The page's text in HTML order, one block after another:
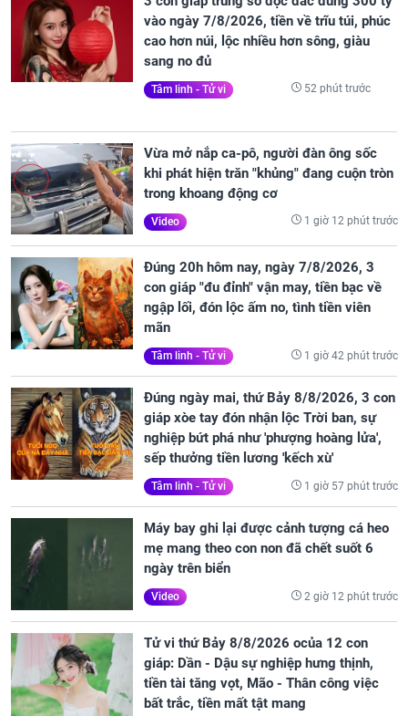
vào ngày 7/8/2026, tiền về trĩu túi, phúc
cao hơn núi, lộc nhiều hơn sông, giàu
sang no đủ
Tâm linh - Tử vi 52 phút trước
Vừa mở nắp ca-pô, người đàn ông sốc
khi phát hiện trăn "khủng" đang cuộn tròn
trong khoang động cơ
Video 1 giờ 12 phút trước
Đúng 20h hôm nay, ngày 7/8/2026, 3
con giáp "đu đỉnh" vận may, tiền bạc về
ngập lối, đón lộc ấm no, tình tiền viên
mãn
Tâm linh - Tử vi 1 giờ 42 phút trước
Đúng ngày mai, thứ Bảy 8/8/2026, 3 con
giáp xòe tay đón nhận lộc Trời ban, sự
nghiệp bứt phá như 'phượng hoàng lửa',
sếp thưởng tiền lương 'kếch xù'
Tâm linh - Tử vi 1 giờ 57 phút trước
Máy bay ghi lại được cảnh tượng cá heo
mẹ mang theo con non đã chết suốt 6
ngày trên biển
Video 2 giờ 12 phút trước
Tử vi thứ Bảy 8/8/2026 ocủa 12 con
giáp: Dần - Dậu sự nghiệp hưng thịnh,
tiền tài tăng vọt, Mão - Thân công việc
bất trắc, tiền mất tật mang